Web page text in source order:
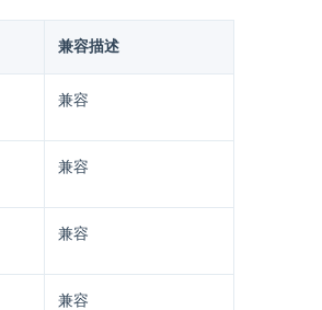
兼容描述
兼容
兼容
兼容
兼容